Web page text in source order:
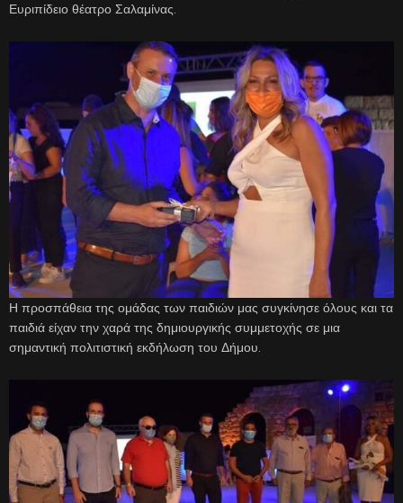
Ευριπίδειο θέατρο Σαλαμίνας.
Η προσπάθεια της ομάδας των παιδιών μας συγκίνησε όλους και τα
παιδιά είχαν την χαρά της δημιουργικής συμμετοχής σε μια
σημαντική πολιτιστική εκδήλωση του Δήμου.